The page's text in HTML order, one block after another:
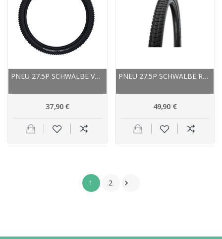
PNEU 27.5P SCHWALBE VTT NOBBY-NIC PERFORMANCE...
37,90 €
PNEU 27.5P SCHWALBE ROUTE VAE MARATHON PLUS...
49,90 €
1 2 